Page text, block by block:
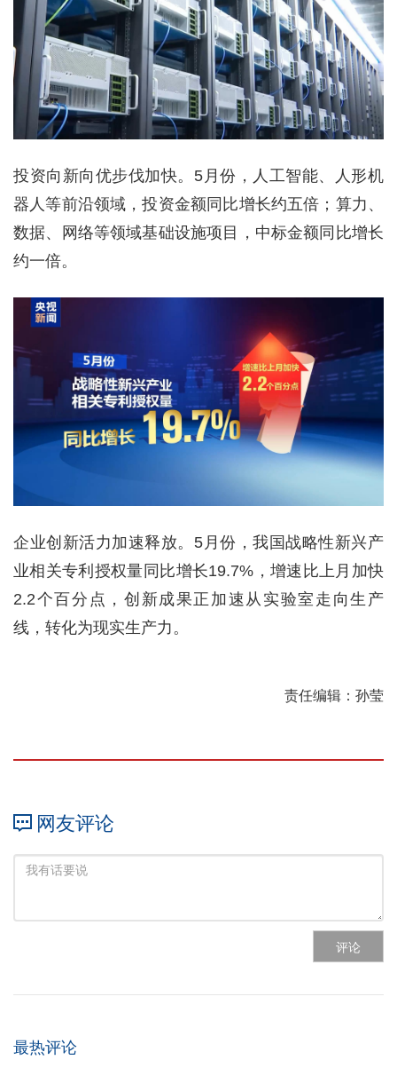
投资向新向优步伐加快。5月份，人工智能、人形机
器人等前沿领域，投资金额同比增长约五倍；算力、
数据、网络等领域基础设施项目，中标金额同比增长
约一倍。
企业创新活力加速释放。5月份，我国战略性新兴产
业相关专利授权量同比增长19.7%，增速比上月加快
2.2个百分点，创新成果正加速从实验室走向生产
线，转化为现实生产力。
责任编辑：孙莹
网友评论
评论
最热评论